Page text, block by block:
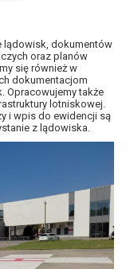
lądowisk, dokumentów
oraz planów
się również w
dokumentacjom
Opracowujemy także
lotniskowej.
i wpis do ewidencji są
z lądowiska.